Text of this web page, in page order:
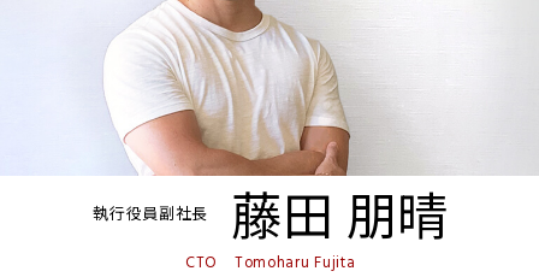
執行役員副社長 藤田 朋晴
CTO Tomoharu Fujita